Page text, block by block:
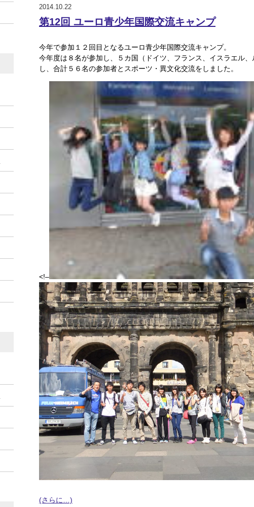
2014.10.22
第12回 ユーロ青少年国際交流キャンプ
今年で参加１２回目となるユーロ青少年国際交流キャンプ。
今年度は８名が参加し、５カ国（ドイツ、フランス、イスラエル
し、合計５６名の参加者とスポーツ・異文化交流をしました。
<!–
(さらに…)